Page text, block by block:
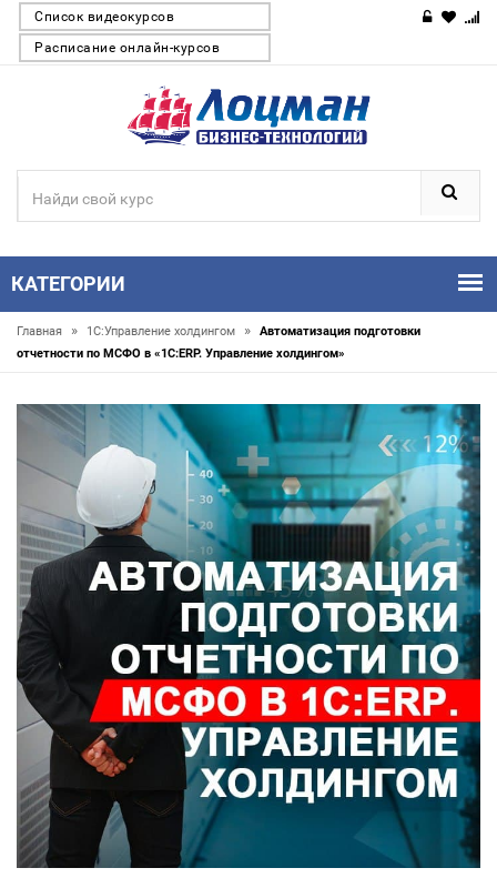
Список видеокурсов
Расписание онлайн-курсов
КАТЕГОРИИ
Главная » 1С:Управление холдингом »
Автоматизация подготовки
отчетности по МСФО в «1С:ERP. Управление холдингом»